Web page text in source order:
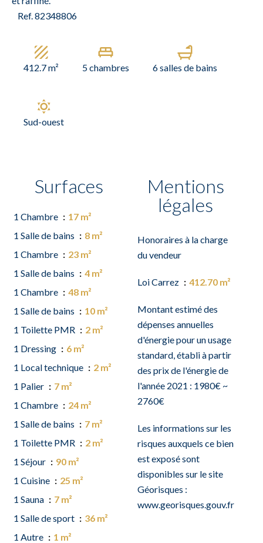
Ref. 82348806
412.7 m² 5 chambres 6 salles de bains
Sud-ouest
Surfaces
1 Chambre
17 m²
1 Salle de bains
8 m²
1 Chambre
23 m²
1 Salle de bains
4 m²
1 Chambre
48 m²
1 Salle de bains
10 m²
1 Toilette PMR
2 m²
1 Dressing
6 m²
1 Local technique
2 m²
1 Palier
7 m²
1 Chambre
24 m²
1 Salle de bains
7 m²
1 Toilette PMR
2 m²
1 Séjour
90 m²
1 Cuisine
25 m²
1 Sauna
7 m²
1 Salle de sport
36 m²
1 Autre
1 m²
Mentions
légales
Honoraires à la charge
du vendeur
Loi Carrez 412.70 m²
Montant estimé des
dépenses annuelles
d'énergie pour un usage
standard, établi à partir
des prix de l'énergie de
l'année 2021 : 1980€ ~
2760€
Les informations sur les
risques auxquels ce bien
est exposé sont
disponibles sur le site
Géorisques :
www.georisques.gouv.fr